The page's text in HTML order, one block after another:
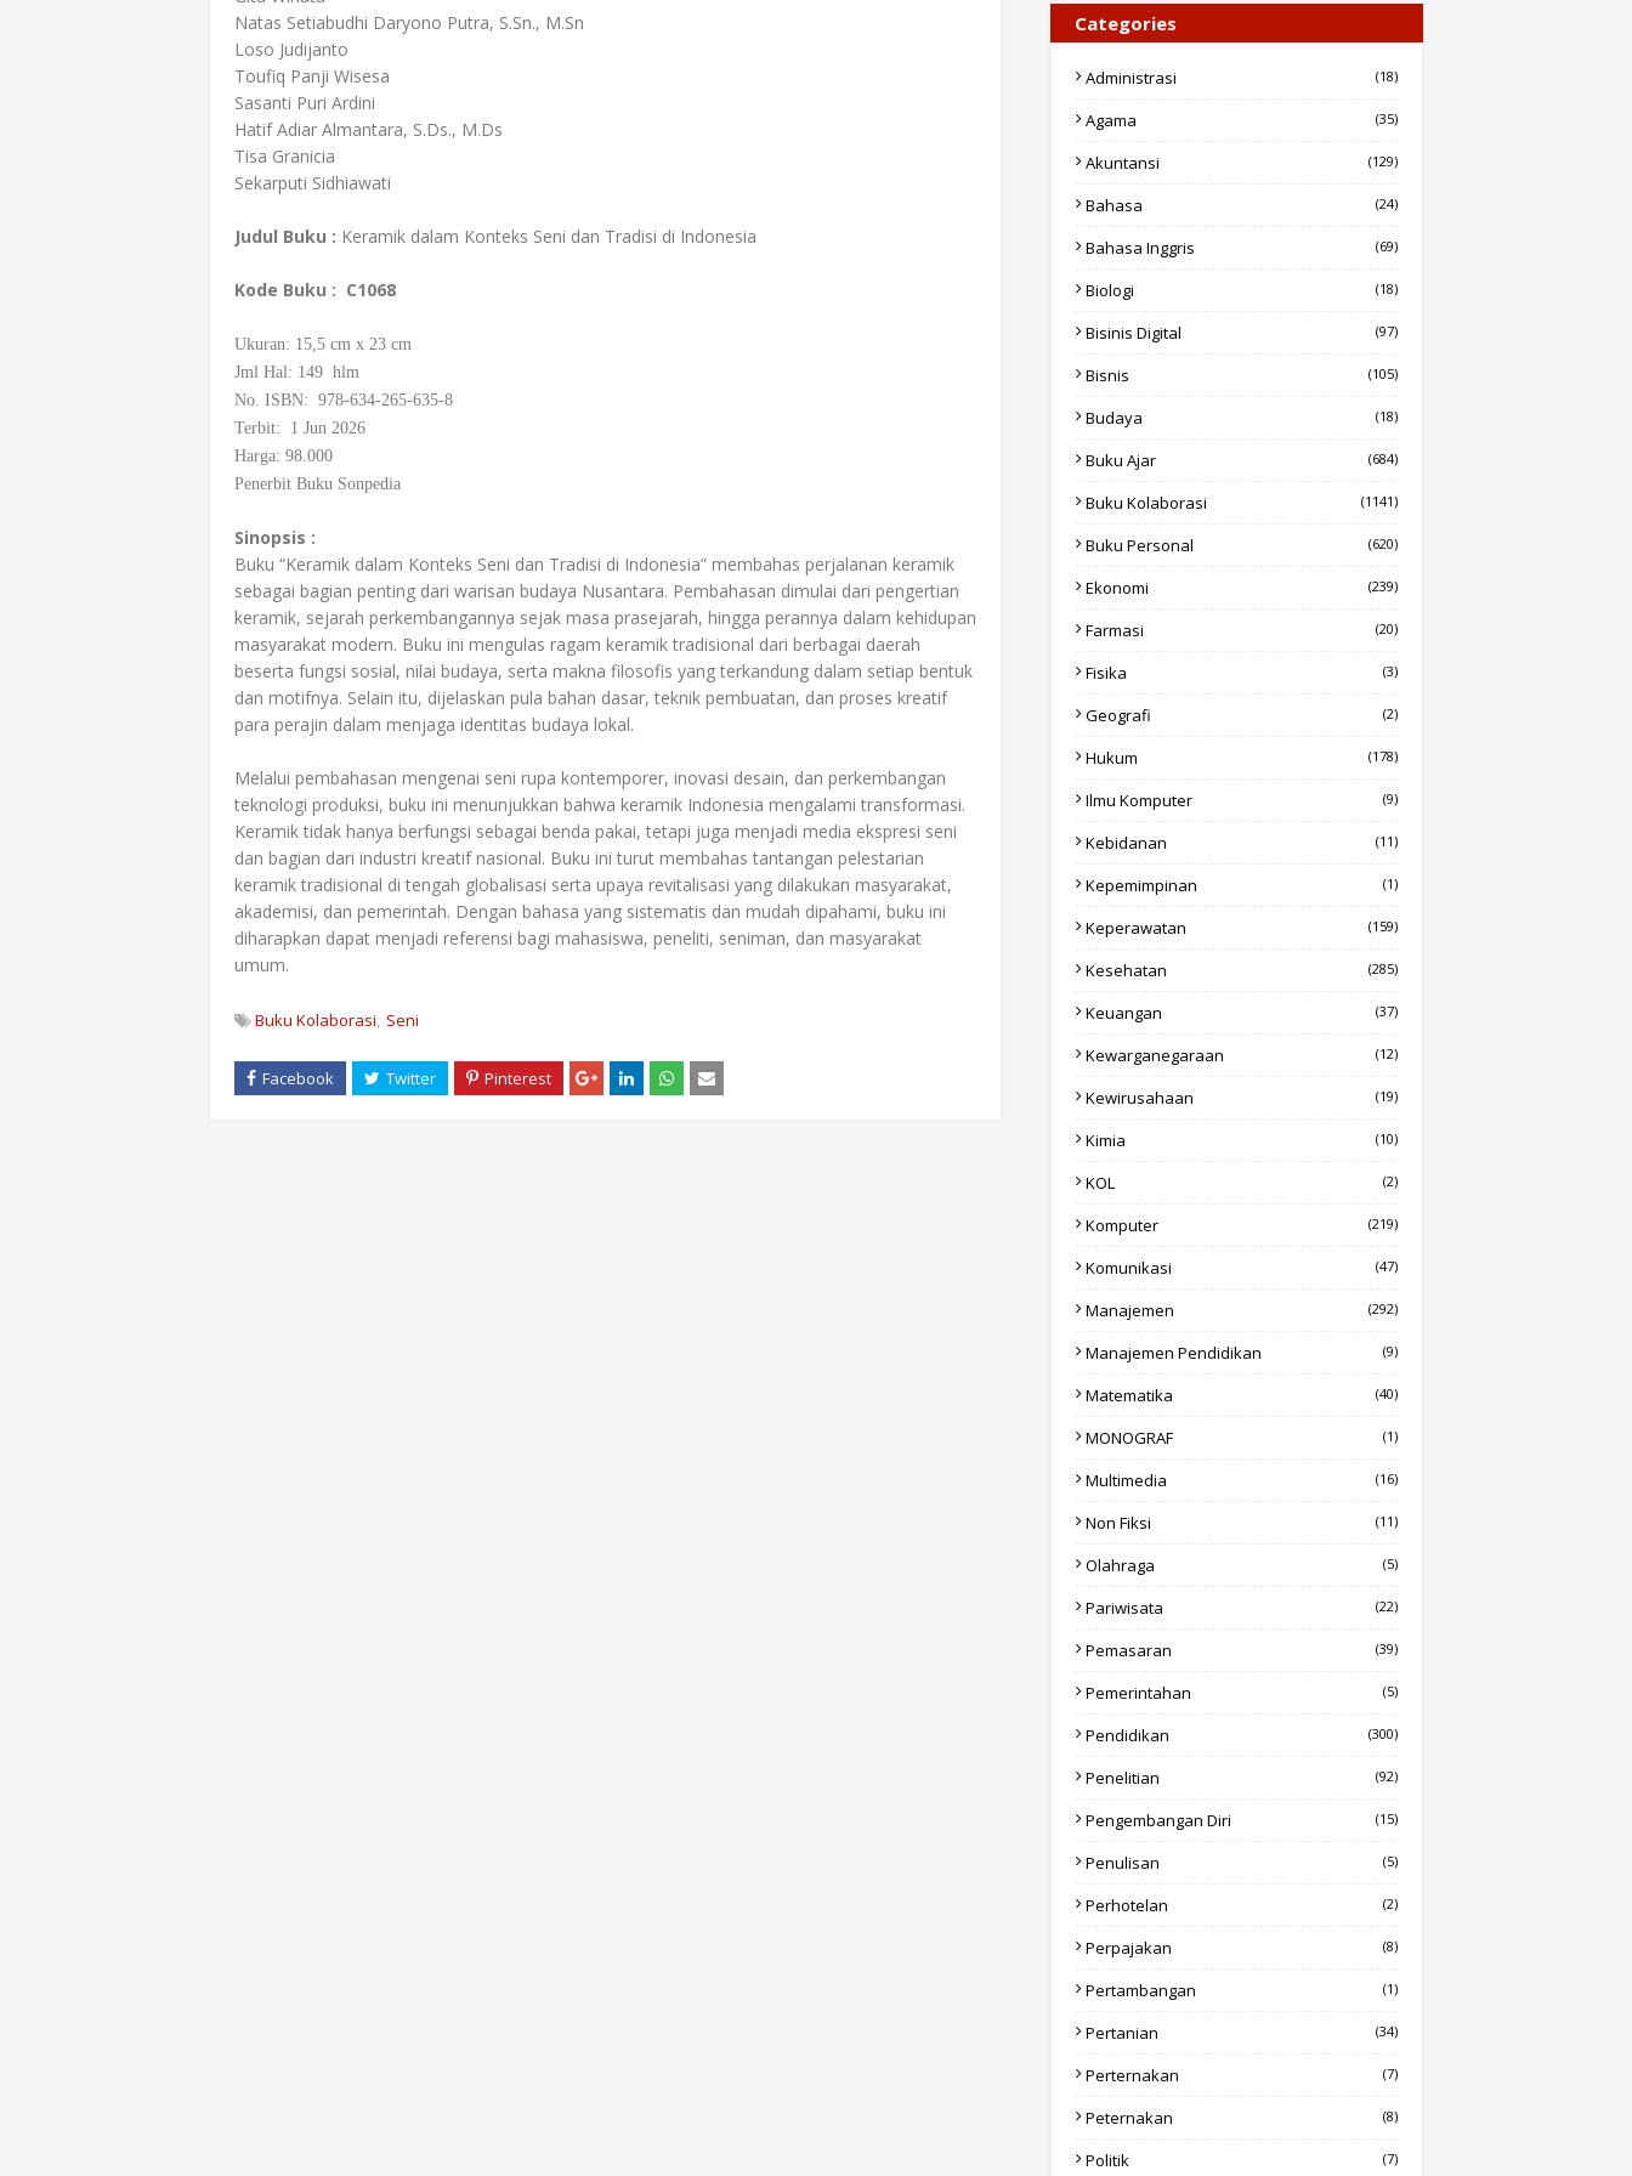
Natas Setiabudhi Daryono Putra, S.Sn., M.Sn
Loso Judijanto
Toufiq Panji Wisesa
Sasanti Puri Ardini
Hatif Adiar Almantara, S.Ds., M.Ds
Tisa Granicia
Sekarputi Sidhiawati
Judul Buku : Keramik dalam Konteks Seni dan Tradisi di Indonesia
Kode Buku : C1068
Ukuran: 15,5 cm x 23 cm
Jml Hal: 149 hlm
No. ISBN: 978-634-265-635-8
Terbit: 1 Jun 2026
Harga: 98.000
Penerbit Buku Sonpedia
Sinopsis :
Buku “Keramik dalam Konteks Seni dan Tradisi di Indonesia” membahas perjalanan keramik
sebagai bagian penting dari warisan budaya Nusantara. Pembahasan dimulai dari pengertian
keramik, sejarah perkembangannya sejak masa prasejarah, hingga perannya dalam kehidupan
masyarakat modern. Buku ini mengulas ragam keramik tradisional dari berbagai daerah
beserta fungsi sosial, nilai budaya, serta makna filosofis yang terkandung dalam setiap bentuk
dan motifnya. Selain itu, dijelaskan pula bahan dasar, teknik pembuatan, dan proses kreatif
para perajin dalam menjaga identitas budaya lokal.
Melalui pembahasan mengenai seni rupa kontemporer, inovasi desain, dan perkembangan
teknologi produksi, buku ini menunjukkan bahwa keramik Indonesia mengalami transformasi.
Keramik tidak hanya berfungsi sebagai benda pakai, tetapi juga menjadi media ekspresi seni
dan bagian dari industri kreatif nasional. Buku ini turut membahas tantangan pelestarian
keramik tradisional di tengah globalisasi serta upaya revitalisasi yang dilakukan masyarakat,
akademisi, dan pemerintah. Dengan bahasa yang sistematis dan mudah dipahami, buku ini
diharapkan dapat menjadi referensi bagi mahasiswa, peneliti, seniman, dan masyarakat
umum.
Buku Kolaborasi Seni
Categories
Administrasi (18)
Agama (35)
Akuntansi (129)
Bahasa (24)
Bahasa Inggris (69)
Biologi (18)
Bisinis Digital (97)
Bisnis (105)
Budaya (18)
Buku Ajar (684)
Buku Kolaborasi (1141)
Buku Personal (620)
Ekonomi (239)
Farmasi (20)
Fisika (3)
Geografi (2)
Hukum (178)
Ilmu Komputer (9)
Kebidanan (11)
Kepemimpinan (1)
Keperawatan (159)
Kesehatan (285)
Keuangan (37)
Kewarganegaraan (12)
Kewirusahaan (19)
Kimia (10)
KOL (2)
Komputer (219)
Komunikasi (47)
Manajemen (292)
Manajemen Pendidikan (9)
Matematika (40)
MONOGRAF (1)
Multimedia (16)
Non Fiksi (11)
Olahraga (5)
Pariwisata (22)
Pemasaran (39)
Pemerintahan (5)
Pendidikan (300)
Penelitian (92)
Pengembangan Diri (15)
Penulisan (5)
Perhotelan (2)
Perpajakan (8)
Pertambangan (1)
Pertanian (34)
Perternakan (7)
Peternakan (8)
Politik (7)